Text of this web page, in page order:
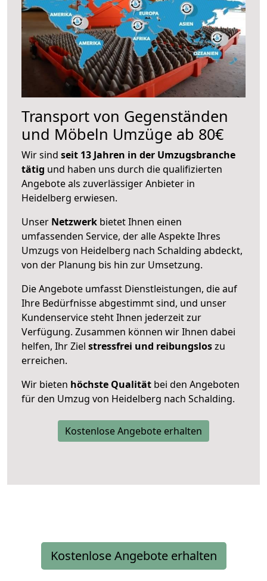
Transport von Gegenständen
und Möbeln Umzüge ab 80€
Wir sind seit 13 Jahren in der Umzugsbranche
tätig und haben uns durch die qualifizierten
Angebote als zuverlässiger Anbieter in
Heidelberg erwiesen.
Unser Netzwerk bietet Ihnen einen
umfassenden Service, der alle Aspekte Ihres
Umzugs von Heidelberg nach Schalding abdeckt,
von der Planung bis hin zur Umsetzung.
Die Angebote umfasst Dienstleistungen, die auf
Ihre Bedürfnisse abgestimmt sind, und unser
Kundenservice steht Ihnen jederzeit zur
Verfügung. Zusammen können wir Ihnen dabei
helfen, Ihr Ziel stressfrei und reibungsloszu
erreichen.
Wir bieten höchste Qualität bei den Angeboten
für den Umzug von Heidelberg nach Schalding.
Kostenlose Angebote erhalten
Kostenlose Angebote erhalten